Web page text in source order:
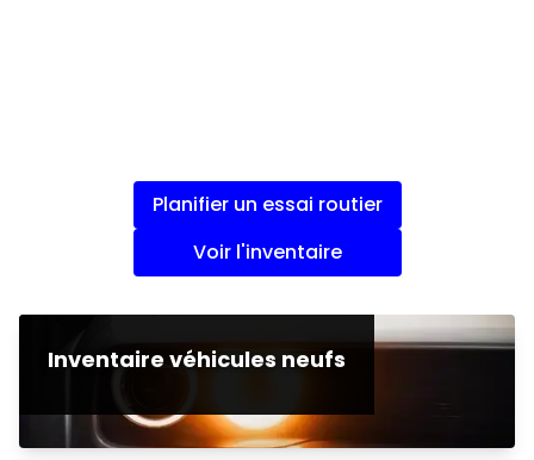
Planifier un essai routier
Voir l'inventaire
Inventaire véhicules neufs